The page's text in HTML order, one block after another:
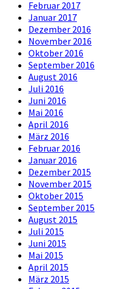
Februar 2017
Januar 2017
Dezember 2016
November 2016
Oktober 2016
September 2016
August 2016
Juli 2016
Juni 2016
Mai 2016
April 2016
März 2016
Februar 2016
Januar 2016
Dezember 2015
November 2015
Oktober 2015
September 2015
August 2015
Juli 2015
Juni 2015
Mai 2015
April 2015
März 2015